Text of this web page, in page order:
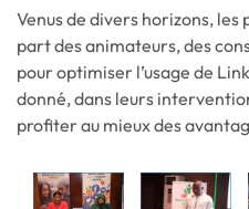
Venus de divers horizons,
part des animateurs, des
pour optimiser l’usage de
donné, dans leurs
profiter au mieux des